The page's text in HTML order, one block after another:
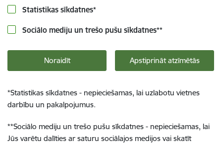
Statistikas sīkdatnes*
Sociālo mediju un trešo pušu sīkdatnes**
Noraidīt Apstiprināt atzīmētās
*Statistikas sīkdatnes - nepieciešamas, lai uzlabotu vietnes
darbību un pakalpojumus.
**Sociālo mediju un trešo pušu sīkdatnes - nepieciešamas, lai
Jūs varētu dalīties ar saturu sociālajos medijos vai skatīt